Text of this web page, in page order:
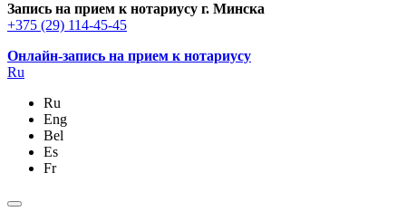
Запись на прием к нотариусу г. Минска
+375 (29) 114-45-45
Онлайн-запись на прием к нотариусу
Ru
Ru
Eng
Bel
Es
Fr